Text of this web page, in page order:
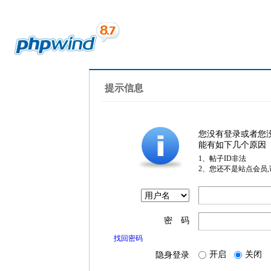
提示信息
您没有登录或者您
能有如下几个原因
1、帖子ID非法
2、您还不是站点会员
密 码
找回密码
隐身登录 开启 关闭